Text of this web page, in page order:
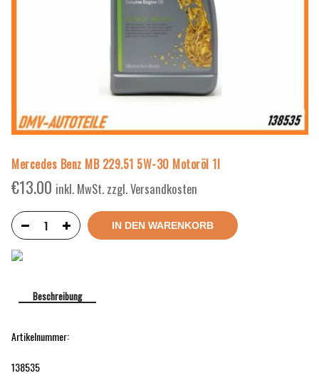
Mercedes Benz MB 229.51 5W-30 Motoröl 1l
€13.00 inkl. MwSt. zzgl. Versandkosten
IN DEN WARENKORB
Beschreibung
Artikelnummer:
138535